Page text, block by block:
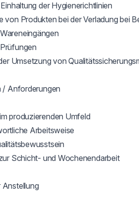
der Hygienerichtlinien
von Produkten bei der Verladung bei
Umsetzung von
/ Anforderungen
produzierenden Umfeld
Arbeitsweise
Schicht- und Wochenendarbeit
Anstellung